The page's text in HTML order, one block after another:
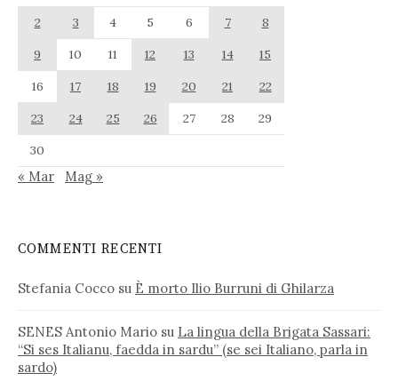
2
3 4 5 6 7
8
9
10 11 12 13 14
15
16
17 18 19 20 21
22
23
24 25 26 27 28
29
30
« Mar Mag »
COMMENTI RECENTI
Stefania Cocco su È morto Ilio Burruni di Ghilarza
SENES Antonio Mario su La lingua della Brigata Sassari:
“Si ses Italianu, faedda in sardu” (se sei Italiano, parla in
sardo)